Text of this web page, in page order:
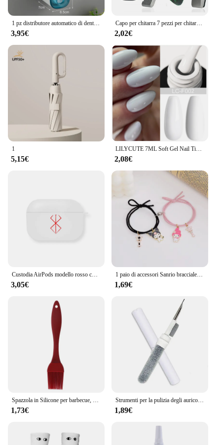
1 pz distributore automatico di dentifricio accessori per il bagno montaggio a parete pigro dentifricio spremiagrumi portaspazzolino
3,95€
Capo per chitarra 7 pezzi per chitarre acustiche ed elettriche con 5 plettri gratis e 1 supporto, nero; Argento
2,02€
1
5,15€
LILYCUTE 7ML Soft Gel Nail Tips colla adesiva 3 IN 1 Clear Fake Nail Extension Function Gel adesivo per unghie Manicure a lunga durata
2,08€
3,05€
1 paio di accessori Sanrio braccialetto Kuromi Melody magnetico piccolo elastico coppia fidanzata cartone animato regalo per ragazza in lega di alluminio
1,69€
1,73€
Strumenti per la pulizia degli auricolari Bluetooth per Airpods Pro 1 2 3 Auricolari Custodia per pulizia Penna Bursh Kit per Samsung Xiaomi Airdots Huawei
1,89€